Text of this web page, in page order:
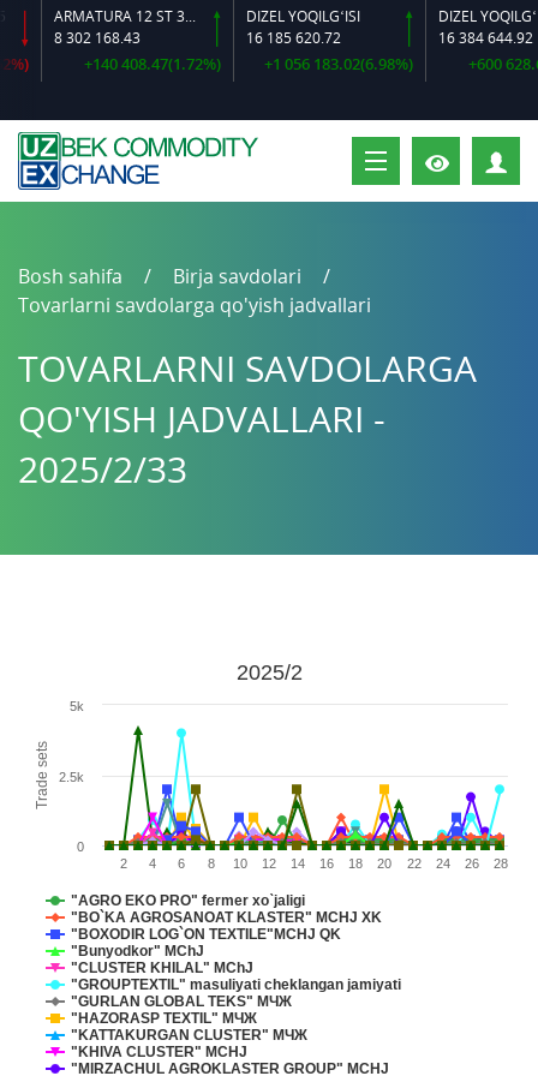
ARMATURA 12 ST 35 GS O‘LCHAMLI
408.47(1.72%)
DIZEL YOQILG‘ISI
16 185 620.72
+1 056 183.02(6.98%)
DIZEL YOQILG‘ISI 0,5-40
16 384 644.92
+600 628.64(3.81%)
Bosh sahifa
Birja savdolari
Tovarlarni savdolarga qo'yish jadvallari
TOVARLARNI SAVDOLARGA
QO'YISH JADVALLARI -
2025/2/33
Trade sets
2025/2
"AGRO EKO PRO" fermer xo`jaligi
"BO`KA AGROSANOAT KLASTER" MCHJ XK
"BOXODIR LOG`ON TEXTILE"MCHJ QK
"Bunyodkor" MChJ
"CLUSTER KHILAL" MChJ
"GROUPTEXTIL" masuliyati cheklangan jamiyati
"GURLAN GLOBAL TEKS" МЧЖ
"HAZORASP TEXTIL" МЧЖ
"KATTAKURGAN CLUSTER" МЧЖ
"KHIVA CLUSTER" MCHJ
"MIRZACHUL AGROKLASTER GROUP" MCHJ
2 4 6 8 10 12 14 16 18 20 22 24 26 28
0
2.5k
5k